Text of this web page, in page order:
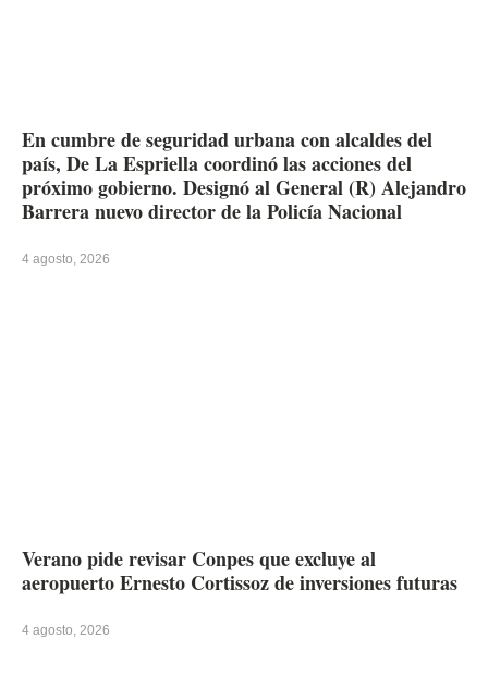
En cumbre de seguridad urbana con alcaldes del
país, De La Espriella coordinó las acciones del
próximo gobierno. Designó al General (R) Alejandro
Barrera nuevo director de la Policía Nacional
4 agosto, 2026
Verano pide revisar Conpes que excluye al
aeropuerto Ernesto Cortissoz de inversiones futuras
4 agosto, 2026